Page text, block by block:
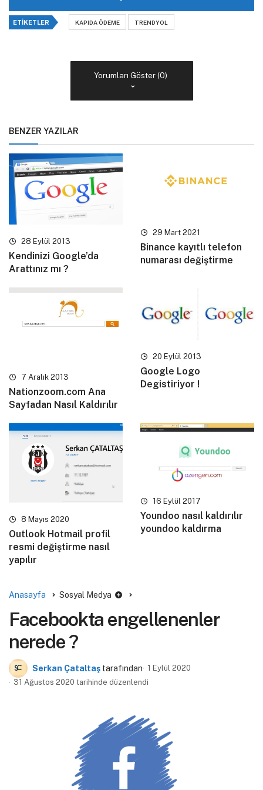
ETIKETLER KAPIDA ÖDEME TRENDYOL
Yorumları Göster (0)
BENZER YAZILAR
28 Eylül 2013
Kendinizi Google’da
Arattınız mı ?
29 Mart 2021
Binance kayıtlı telefon
numarası değiştirme
7 Aralık 2013
Nationzoom.com Ana
Sayfadan Nasıl Kaldırılır
20 Eylül 2013
Google Logo
Degistiriyor !
8 Mayıs 2020
Outlook Hotmail profil
resmi değiştirme nasıl
yapılır
16 Eylül 2017
Youndoo nasıl kaldırılır
youndoo kaldırma
Anasayfa Sosyal Medya
Facebookta engellenenler
nerede ?
Serkan Çataltaş tarafından
1 Eylül 2020
31 Ağustos 2020 tarihinde düzenlendi